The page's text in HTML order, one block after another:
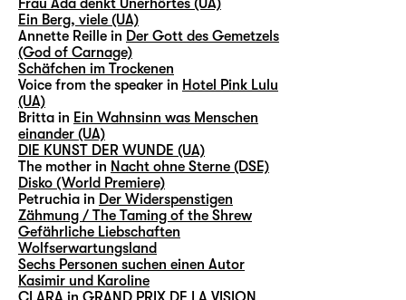
Frau Ada denkt Unerhörtes (UA)
Ein Berg, viele (UA)
Annette Reille in Der Gott des Gemetzels
(God of Carnage)
Schäfchen im Trockenen
Voice from the speaker in Hotel Pink Lulu
(UA)
Britta in Ein Wahnsinn was Menschen
einander (UA)
DIE KUNST DER WUNDE (UA)
The mother in Nacht ohne Sterne (DSE)
Disko (World Premiere)
Petruchia in Der Widerspenstigen
Zähmung / The Taming of the Shrew
Gefährliche Liebschaften
Wolfserwartungsland
Sechs Personen suchen einen Autor
Kasimir und Karoline